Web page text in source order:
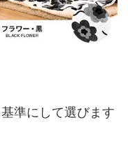
準にして選びます